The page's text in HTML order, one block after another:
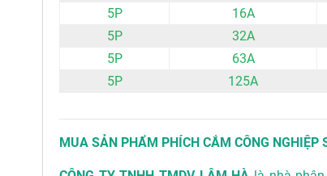
5P
16A
5P
32A
5P
63A
5P
125A
MUA SẢN PHẨM PHÍCH CẮM CÔNG NGHIỆP